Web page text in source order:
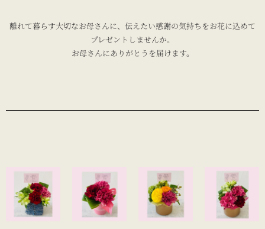
離れて暮らす大切なお母さんに、伝えたい感謝の気持ちをお花に込めて
プレゼントしませんか。
お母さんにありがとうを届けます。